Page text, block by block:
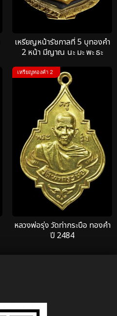
เหรียญหน้ารัชกาลที่ 5 บุทองคำ
2 หน้า มีญาณ นะ มะ พะ ธะ
เหรียญทองคำ 2
หลวงพ่อรุ่ง วัดท่ากระบือ ทองคำ
ปี 2484